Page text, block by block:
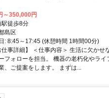
～350,000円
: 京橋駅徒歩8分
島区
: 8:45～17:45 (休憩時間 1時間00分)
事詳細】 ＜仕事内容＞ 生活に欠かせ
フォローを担当。 機器の老朽化やラ
、ご提案をします。 まずは...